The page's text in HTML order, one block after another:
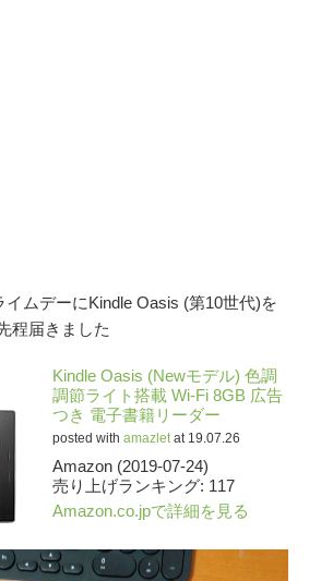
ムデーにKindle Oasis (第10世代)を
程届きました
Kindle Oasis (Newモデル) 色調
調節ライト搭載 Wi-Fi 8GB 広告
つき 電子書籍リーダー
posted with amazletat 19.07.26
Amazon (2019-07-24)
売り上げランキング: 117
Amazon.co.jpで詳細を見る